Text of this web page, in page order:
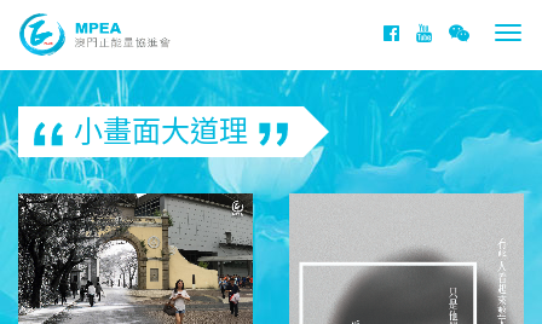
小畫面大道理